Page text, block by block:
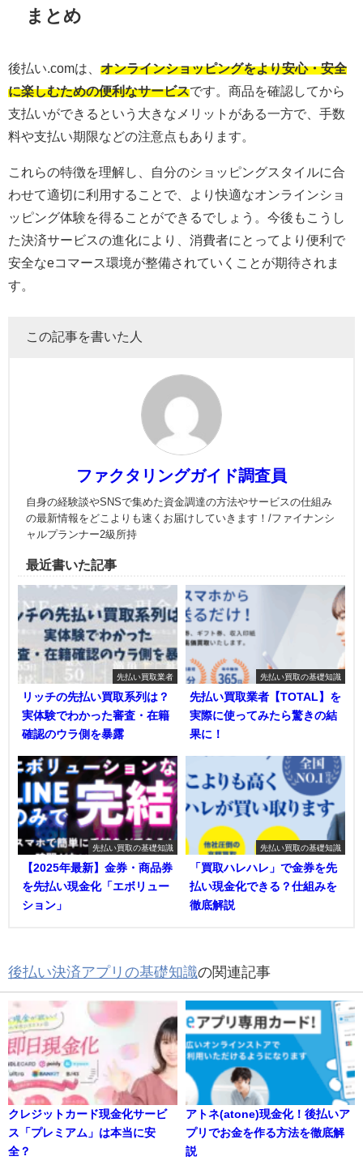
まとめ
後払い.comは、 オンラインショッピングをより安心・安全
に楽しむための便利なサービスです。商品を確認してから
支払いができるという大きなメリットがある一方で、手数
料や支払い期限などの注意点もあります。
これらの特徴を理解し、自分のショッピングスタイルに合
わせて適切に利用することで、より快適なオンラインショ
ッピング体験を得ることができるでしょう。今後もこうし
た決済サービスの進化により、消費者にとってより便利で
安全なeコマース環境が整備されていくことが期待されま
す。
この記事を書いた人
ファクタリングガイド調査員
自身の経験談やSNSで集めた資金調達の方法やサービスの仕組み
の最新情報をどこよりも速くお届けしていきます！/ファイナンシ
ャルプランナー2級所持
最近書いた記事
先払い買取業者
リッチの先払い買取系列は？
実体験でわかった審査・在籍
確認のウラ側を暴露
先払い買取の基礎知識
先払い買取業者【TOTAL】を
実際に使ってみたら驚きの結
果に！
先払い買取の基礎知識
【2025年最新】金券・商品券
を先払い現金化「エボリュー
ション」
先払い買取の基礎知識
「買取ハレハレ」で金券を先
払い現金化できる？仕組みを
徹底解説
後払い決済アプリの基礎知識の関連記事
クレジットカード現金化サービ
ス「プレミアム」は本当に安
全？
アトネ(atone)現金化！後払いア
プリでお金を作る方法を徹底解
説